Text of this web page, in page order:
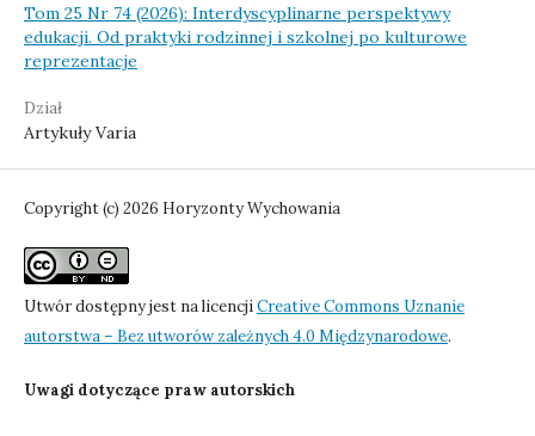
Tom 25 Nr 74 (2026): Interdyscyplinarne perspektywy
edukacji. Od praktyki rodzinnej i szkolnej po kulturowe
reprezentacje
Dział
Artykuły Varia
Copyright (c) 2026 Horyzonty Wychowania
Utwór dostępny jest na licencjiCreative Commons Uznanie
autorstwa – Bez utworów zależnych 4.0 Międzynarodowe.
Uwagi dotyczące praw autorskich